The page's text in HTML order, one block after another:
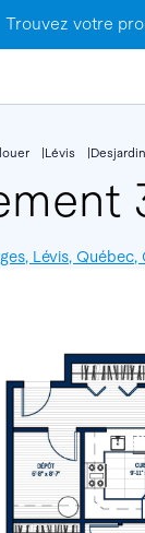
Trouvez votre
Lévis
Lévis, Québec,